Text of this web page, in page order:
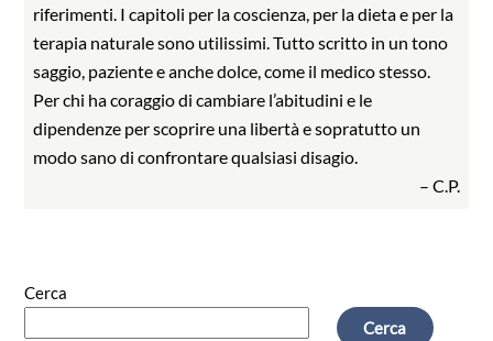
riferimenti. I capitoli per la coscienza, per la dieta e per la
terapia naturale sono utilissimi. Tutto scritto in un tono
saggio, paziente e anche dolce, come il medico stesso.
Per chi ha coraggio di cambiare l’abitudini e le
dipendenze per scoprire una libertà e sopratutto un
modo sano di confrontare qualsiasi disagio.
– C.P.
Cerca
Cerca